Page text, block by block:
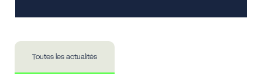
Toutes les actualités